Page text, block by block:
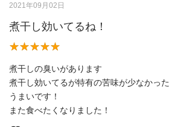
2021年09月02日
煮干し効いてるね！
煮干しの臭いがあります
煮干し効いてるが特有の苦味が少なかった
うまいです！
また食べたくなりました！